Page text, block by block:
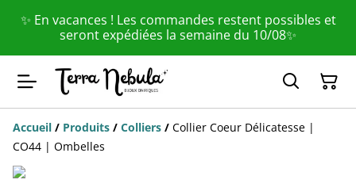
✨ En vacances ! Les commandes restent possibles et
seront expédiées la semaine du 10/08✨
Accueil / Produits / Colliers / Collier Coeur Délicatesse |
CO44 | Ombelles